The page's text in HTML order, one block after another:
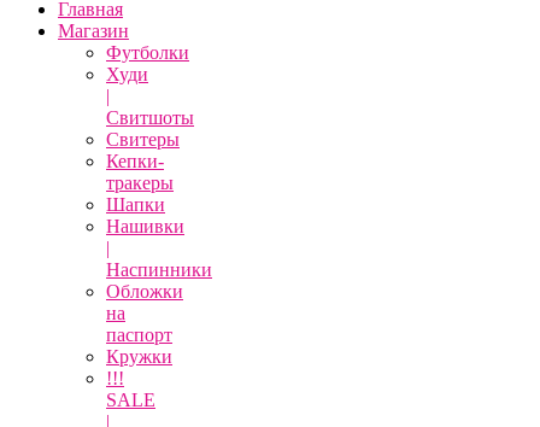
Главная
Магазин
Футболки
Худи
|
Свитшоты
Свитеры
Кепки-
тракеры
Шапки
Нашивки
|
Наспинники
Обложки
на
паспорт
Кружки
!!!
SALE
|